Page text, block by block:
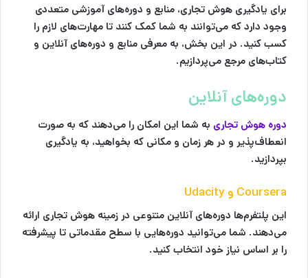
برای یادگیری هوش تجاری، منابع و دوره‌های آموزشی متعددی
وجود دارد که می‌توانند به شما کمک کنند تا مهارت‌های لازم را
کسب کنید. در این بخش، به معرفی منابع و دوره‌های آنلاین و
کتاب‌های مرجع می‌پردازیم.
دوره‌های آنلاین
دوره هوش تجاری به شما این امکان را می‌دهند که به صورت
انعطاف‌پذیر و در هر زمان و مکانی که بخواهید، به یادگیری
بپردازید.
Coursera و Udacity
این پلتفرم‌ها دوره‌های آنلاین متنوعی در زمینه هوش تجاری ارائه
می‌دهند. شما می‌توانید دوره‌هایی با سطح مقدماتی تا پیشرفته
را بر اساس نیاز خود انتخاب کنید.